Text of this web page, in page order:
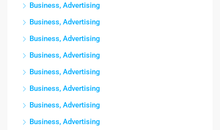
Business, Advertising
Business, Advertising
Business, Advertising
Business, Advertising
Business, Advertising
Business, Advertising
Business, Advertising
Business, Advertising